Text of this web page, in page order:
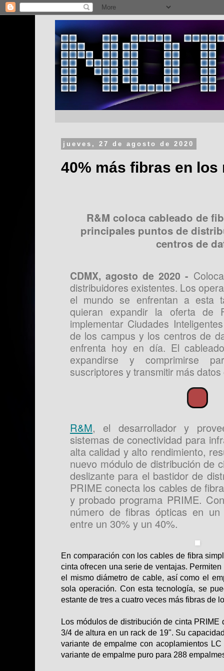
jueves, 27 de agosto de 2020
40% más fibras en los
R&M coloca cableado de
principales puntos de
centros de
CDMX, agosto de 2020 -
distribuidores existentes. Los
el mundo se enfrentan a esta
quieran expandir la oferta de
implementar Ciudades
de los campus y los centros de
enfrenta hoy en día. El
expandirse y comprimirse
suscriptores y transmitir más
R&M, el desarrollador y
sistemas de conectividad para
alta calidad y alto rendimiento,
nuevo módulo de distribución de
deslizante para el bastidor de
PRIME conecta los cables de
y probado programa PRIME.
número de fibras ópticas en
entre un 30% y un 40%.
En comparación con los cables de fibra
cinta ofrecen una serie de ventajas.
el mismo diámetro de cable, así como el
sola operación. Con esta tecnología, se
estante de tres a cuatro veces más fibras de
Los módulos de distribución de cinta
3/4 de altura en un rack de 19". Su
variante de empalme con acoplamientos
variante de empalme puro para 288